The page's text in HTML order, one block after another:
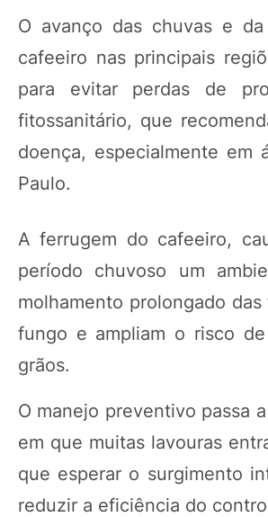
O avanço das chuvas e
cafeeiro nas principais
para evitar perdas de
fitossanitário, que
doença, especialmente em
Paulo.
A ferrugem do cafeeiro,
período chuvoso um
molhamento prolongado
fungo e ampliam o risco
grãos.
O manejo preventivo passa
em que muitas lavouras
que esperar o surgimento
reduzir a eficiência do